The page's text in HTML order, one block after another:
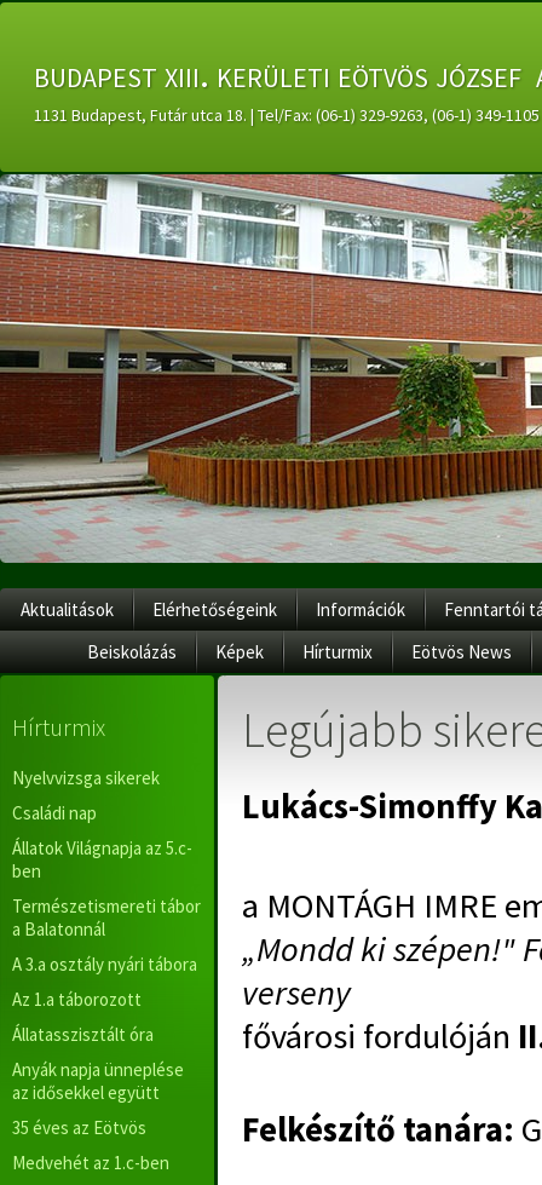
budapest xiii. kerületi eötvös
1131 Budapest, Futár utca 18. | Tel/Fax: (06-1) 329-9263, (06-1) 349-
Aktualitások Elérhetőségeink Információk
Fenntartói
Beiskolázás
Képek Hírturmix Eötvös News
Hírturmix
Nyelvvizsga sikerek
Családi nap
Állatok Világnapja az 5.c-
ben
Természetismereti tábor
a Balatonnál
A 3.a osztály nyári tábora
Az 1.a táborozott
Állatasszisztált óra
Anyák napja ünneplése
az idősekkel együtt
35 éves az Eötvös
Medvehét az 1.c-ben
Legújabb
Lukács-Simonffy
a MONTÁGH IMRE
„Mondd ki szépen!"
verseny
fővárosi fordulóján
Felkészítő tanára: